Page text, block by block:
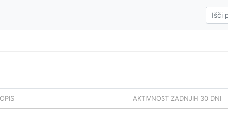
OPIS AKTIVNOST ZADNJIH 30 DNI